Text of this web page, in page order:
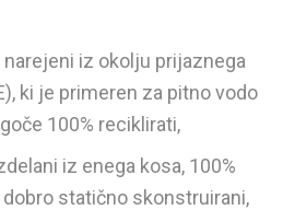
iz okolju prijaznega
ki je primeren za pitno vodo
100% reciklirati,
iz enega kosa, 100%
statično skonstruirani,